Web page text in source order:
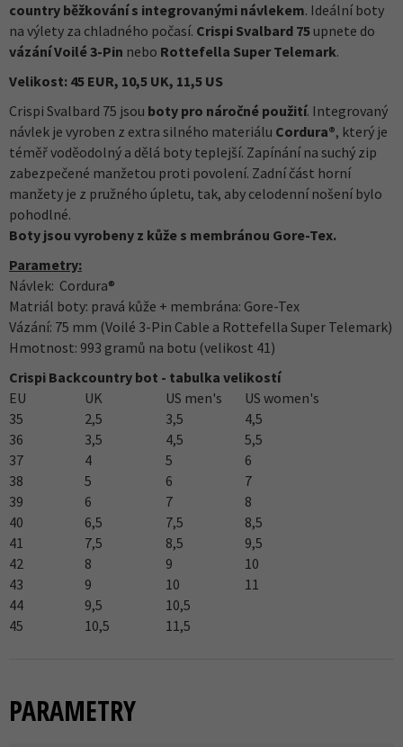
country běžkování s integrovanými návlekem. Ideální boty
na výlety za chladného počasí. Crispi Svalbard 75 upnete do
vázání Voilé 3-Pin nebo Rottefella Super Telemark.
Velikost: 45 EUR, 10,5 UK, 11,5 US
Crispi Svalbard 75 jsou boty pro náročné použití. Integrovaný
návlek je vyroben z extra silného materiálu Cordura®, který je
téměř voděodolný a dělá boty teplejší. Zapínání na suchý zip
zabezpečené manžetou proti povolení. Zadní část horní
manžety je z pružného úpletu, tak, aby celodenní nošení bylo
pohodlné.
Boty jsou vyrobeny z kůže s membránou Gore-Tex.
Parametry:
Návlek: Cordura®
Matriál boty: pravá kůže + membrána: Gore-Tex
Vázání: 75 mm (Voilé 3-Pin Cable a Rottefella Super Telemark)
Hmotnost: 993 gramů na botu (velikost 41)
Crispi Backcountry bot - tabulka velikostí
EU
UK US men's
US women's
35
2,5 3,5
4,5
36
3,5 4,5
5,5
37
4 5
6
38
5 6
7
39
6 7
8
40
6,5 7,5
8,5
41
7,5 8,5
9,5
42
8 9
10
43
9 10
11
44
9,5
10,5
45
10,5 11,5
PARAMETRY